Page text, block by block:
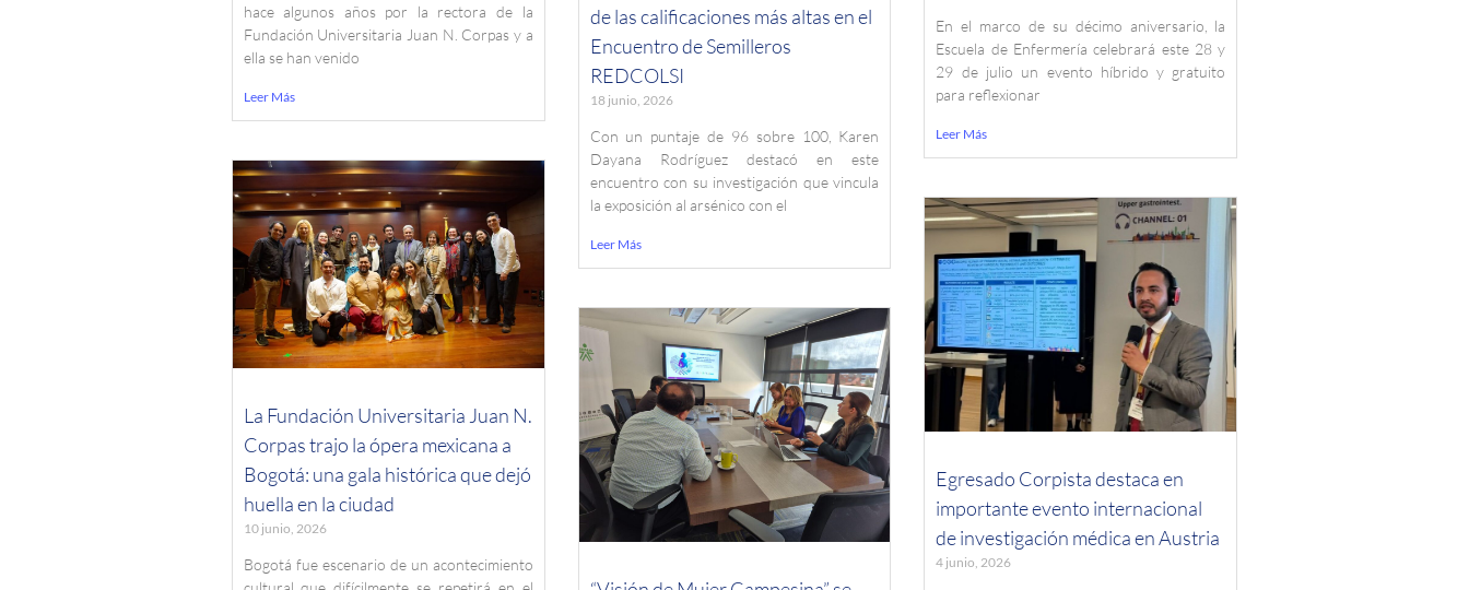
hace algunos años por la rectora de la
Fundación Universitaria Juan N. Corpas y a
ella se han venido
Leer Más
de las calificaciones más altas en el
Encuentro de Semilleros
REDCOLSI
18 junio, 2026
Con un puntaje de 96 sobre 100, Karen
Dayana Rodríguez destacó en este
encuentro con su investigación que vincula
la exposición al arsénico con el
Leer Más
En el marco de su décimo aniversario, la
Escuela de Enfermería celebrará este 28 y
29 de julio un evento híbrido y gratuito
para reflexionar
Leer Más
La Fundación Universitaria Juan N.
Corpas trajo la ópera mexicana a
Bogotá: una gala histórica que dejó
huella en la ciudad
10 junio, 2026
Bogotá fue escenario de un acontecimiento
Egresado Corpista destaca en
importante evento internacional
de investigación médica en Austria
4 junio, 2026